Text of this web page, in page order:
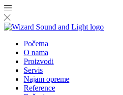
Početna
O nama
Proizvodi
Servis
Najam opreme
Reference